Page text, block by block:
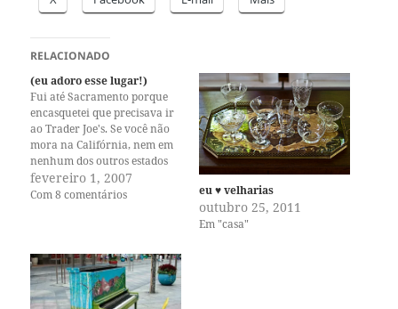
RELACIONADO
(eu adoro esse lugar!)
Fui até Sacramento porque
encasquetei que precisava ir
ao Trader Joe's. Se você não
mora na Califórnia, nem em
nenhum dos outros estados
com a sorte de ter uma das
lojas dessa rede, vai precisar
diferente da que…
fevereiro 1, 2007
Com 8 comentários eu ♥ velharias
outubro 25, 2011
Em "casa"